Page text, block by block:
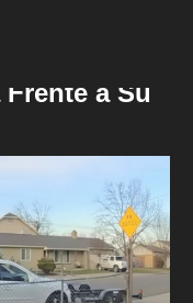
Frente a Su